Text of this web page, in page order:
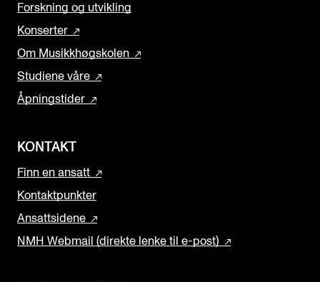
Forskning og utvikling
Konserter
Om Musikkhøgskolen
Studiene våre
Åpningstider
KONTAKT
Finn en ansatt
Kontaktpunkter
Ansattsidene
NMH Webmail (direkte lenke til e-post)